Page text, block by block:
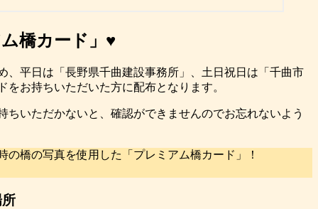
橋カード」♥
、平日は「長野県千曲建設事務所」、土日祝日は「千曲市
お持ちいただいた方に配布となります。
いただかないと、確認ができませんのでお忘れないよう
の橋の写真を使用した「プレミアム橋カード」！